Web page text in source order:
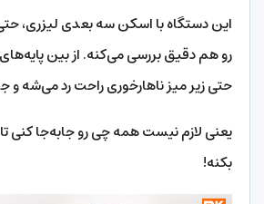
این دستگاه با اسکن سه‌ بعدی لیزری،
رو هم دقیق بررسی می‌کنه. از بین
حتی زیر میز ناهارخوری راحت رد می‌شه و
یعنی لازم نیست همه چی رو جابه‌جا کنی
بکنه!